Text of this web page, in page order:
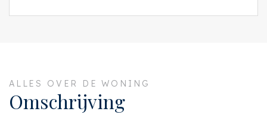
ALLES OVER DE WONING
Omschrijving